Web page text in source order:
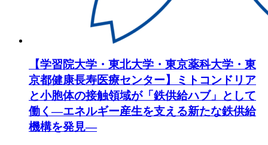
【学習院大学・東北大学・東京薬科大学・東
京都健康長寿医療センター】ミトコンドリア
と小胞体の接触領域が「鉄供給ハブ」として
働く―エネルギー産生を支える新たな鉄供給
機構を発見―